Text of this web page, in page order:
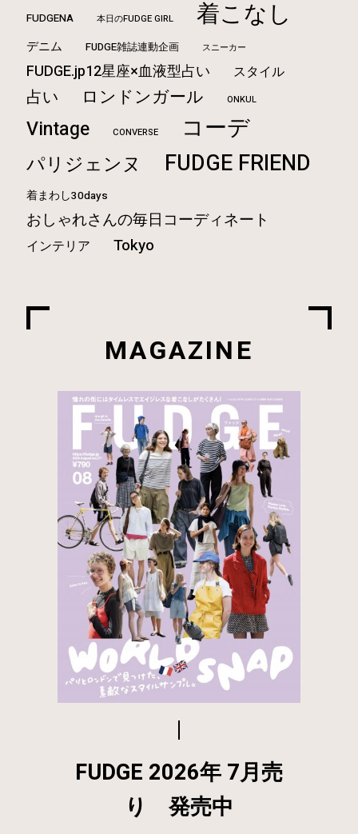
FUDGENA 本日のFUDGE GIRL 着こなし
デニム FUDGE雑誌連動企画 スニーカー
FUDGE.jp12星座×血液型占い スタイル
占い ロンドンガール ONKUL
Vintage CONVERSE コーデ
パリジェンヌ FUDGE FRIEND
着まわし30days
おしゃれさんの毎日コーディネート
インテリア Tokyo
MAGAZINE
FUDGE 2026年 7月売
り 発売中